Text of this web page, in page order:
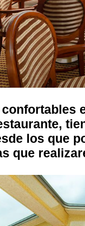
los que
que